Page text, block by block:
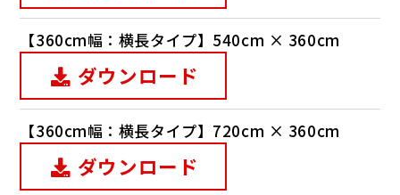
【360cm幅：横長タイプ】540cm × 360cm
ダウンロード
【360cm幅：横長タイプ】720cm × 360cm
ダウンロード